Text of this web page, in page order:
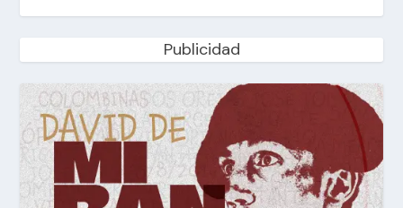
Publicidad